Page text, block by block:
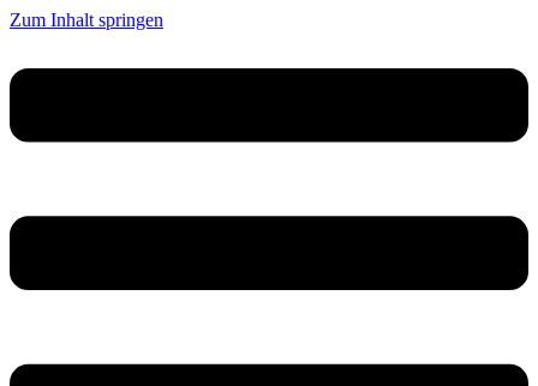
Zum Inhalt springen